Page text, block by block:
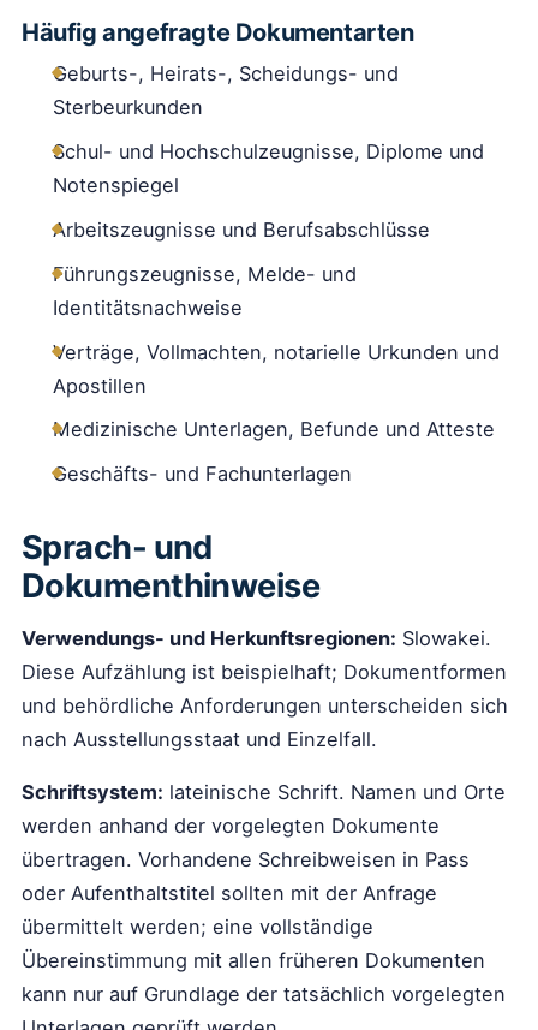
Häufig angefragte Dokumentarten
Geburts-, Heirats-, Scheidungs- und
Sterbeurkunden
Schul- und Hochschulzeugnisse, Diplome und
Notenspiegel
Arbeitszeugnisse und Berufsabschlüsse
Führungszeugnisse, Melde- und
Identitätsnachweise
Verträge, Vollmachten, notarielle Urkunden und
Apostillen
Medizinische Unterlagen, Befunde und Atteste
Geschäfts- und Fachunterlagen
Sprach- und
Dokumenthinweise
Verwendungs- und Herkunftsregionen: Slowakei.
Diese Aufzählung ist beispielhaft; Dokumentformen
und behördliche Anforderungen unterscheiden sich
nach Ausstellungsstaat und Einzelfall.
Schriftsystem: lateinische Schrift. Namen und Orte
werden anhand der vorgelegten Dokumente
übertragen. Vorhandene Schreibweisen in Pass
oder Aufenthaltstitel sollten mit der Anfrage
übermittelt werden; eine vollständige
Übereinstimmung mit allen früheren Dokumenten
kann nur auf Grundlage der tatsächlich vorgelegten